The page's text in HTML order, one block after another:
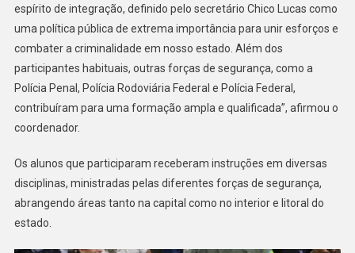
espírito de integração, definido pelo secretário Chico Lucas como
uma política pública de extrema importância para unir esforços e
combater a criminalidade em nosso estado. Além dos
participantes habituais, outras forças de segurança, como a
Polícia Penal, Polícia Rodoviária Federal e Polícia Federal,
contribuíram para uma formação ampla e qualificada”, afirmou o
coordenador.
Os alunos que participaram receberam instruções em diversas
disciplinas, ministradas pelas diferentes forças de segurança,
abrangendo áreas tanto na capital como no interior e litoral do
estado.